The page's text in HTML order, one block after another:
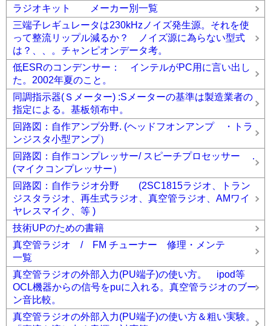
ラジオキット メーカー別一覧
三端子レギュレータは230kHzノイズ発生源。それを使
って整流リップル減るか？ ノイズ源に為らない型式
は？、、。チャンピオンデータ考。
低ESRのコンデンサー： インテルがPC用に言い出し
た。2002年夏のこと。
同調指示器(Ｓメーター) :Sメーターの基準は製造業者の
指定による。基板領布中。
回路図：自作アンプ分野. (ヘッドフオンアンプ ・トラ
ンジスタ小型アンプ）
回路図：自作コンプレッサー/ スピーチプロセッサー .
(マイクコンプレッサー）
回路図：自作ラジオ分野 (2SC1815ラジオ、トラン
ジスタラジオ、再生式ラジオ、真空管ラジオ、AMワイ
ヤレスマイク、等 )
技術UPのための書籍
真空管ラジオ / FM チューナー 修理・メンテ
一覧
真空管ラジオの外部入力(PU端子)の使い方。 ipod等
OCL機器からの信号をpuに入れる。真空管ラジオのブー
ン音比較。
真空管ラジオの外部入力(PU端子)の使い方＆粗い実験。